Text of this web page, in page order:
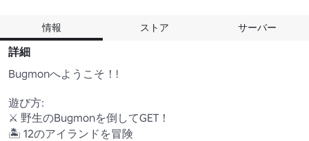
情報 ストア サーバー
詳細
Bugmonへようこそ！!
遊び方:
⚔️ 野生のBugmonを倒してGET！
🏝️ 12のアイランドを冒険